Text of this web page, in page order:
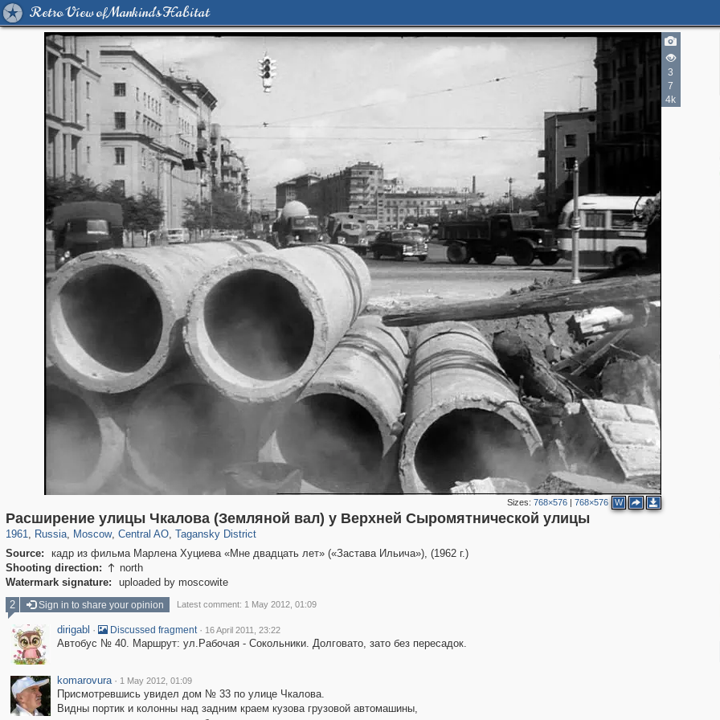
Retro View of Mankind's Habitat
3
7
4k
Sizes: 768×576| 768×576 W
Расширение улицы Чкалова (Земляной вал) у Верхней Сыромятнической улицы
1961, Russia
1,406,849 29,243
, Moscow
319,861 8,286
, Central AO
160,009 5,916
, Tagansky District
10,740 402
Source:
кадр из фильма Марлена Хуциева «Мне двадцать лет» («Застава Ильича»), (1962 г.)
Shooting direction:  north
Watermark signature:
uploaded by moscowite
2 Sign in to share your opinion Latest comment: 1 May 2012, 01:09
dirigabl · Discussed fragment · 16 April 2011, 23:22
Автобус № 40. Маршрут: ул.Рабочая - Сокольники. Долговато, зато без пересадок.
komarovura · 1 May 2012, 01:09
Присмотревшись увидел дом № 33 по улице Чкалова.
Видны портик и колонны над задним краем кузова грузовой автомашины,